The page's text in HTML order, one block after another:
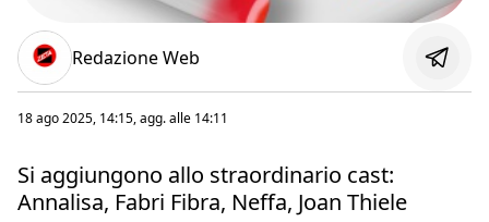
Redazione Web
18 ago 2025, 14:15, agg. alle 14:11
Si aggiungono allo straordinario cast:
Annalisa, Fabri Fibra, Neffa, Joan Thiele